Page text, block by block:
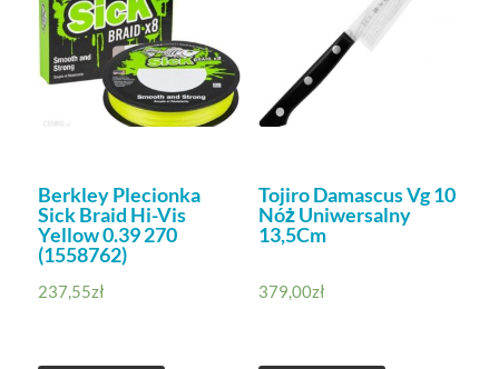
Berkley Plecionka
Sick Braid Hi-Vis
Yellow 0.39 270
(1558762)
237,55zł
Tojiro Damascus Vg 10
Nóż Uniwersalny
13,5Cm
379,00zł